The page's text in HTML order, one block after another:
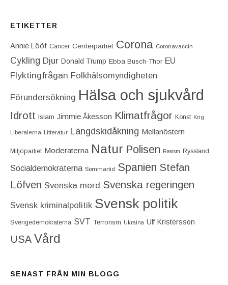
ETIKETTER
Annie Lööf Cancer Centerpartiet‎ Corona Coronavaccin
Cykling Djur Donald Trump Ebba Busch-Thor EU
Flyktingfrågan Folkhälsomyndigheten
Förundersökning Hälsa och sjukvård
Idrott Islam Jimmie Åkesson Klimatfrågor Konst Krig
Liberalerna Litteratur Längdskidåkning Mellanöstern
Miljöpartiet Moderaterna Natur Polisen Rasism Ryssland
Socialdemokraterna Sommartid Spanien Stefan
Löfven Svenska mord Svenska regeringen
Svensk kriminalpolitik Svensk politik
Sverigedemokraterna SVT Terrorism Ukraina Ulf Kristersson
USA Vård
SENAST FRÅN MIN BLOGG